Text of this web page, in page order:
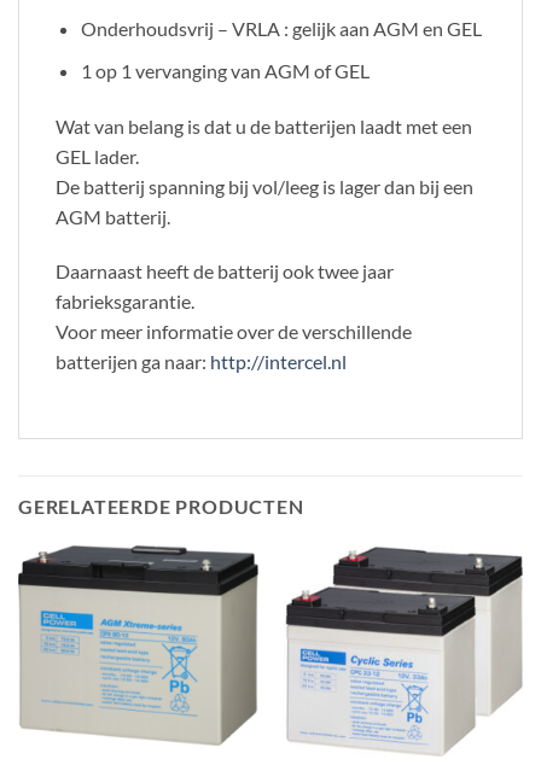
Onderhoudsvrij – VRLA : gelijk aan AGM en GEL
1 op 1 vervanging van AGM of GEL
Wat van belang is dat u de batterijen laadt met een
GEL lader.
De batterij spanning bij vol/leeg is lager dan bij een
AGM batterij.
Daarnaast heeft de batterij ook twee jaar
fabrieksgarantie.
Voor meer informatie over de verschillende
batterijen ga naar: http://intercel.nl
GERELATEERDE PRODUCTEN